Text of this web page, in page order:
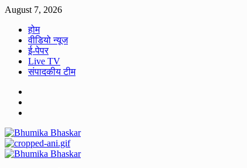
Skip
content
August 7, 2026
होम
वीडियो न्यूज
ई-पेपर
Live TV
संपादकीय टीम
Primary